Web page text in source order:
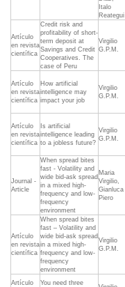
Italo
Reategui
Artículo
en revista
científica
Credit risk and
profitability of short-
term deposit at
Savings and Credit
Cooperatives. The
case of Peru
Virgilio
G.P.M.
Artículo
en revista
científica
How artificial
intelligence may
impact your job
Virgilio
G.P.M.
Artículo
en revista
científica
Is artificial
intelligence leading
to a jobless future?
Virgilio
G.P.M.
Journal -
Article
When spread bites
fast - Volatility and
wide bid-ask spread
in a mixed high-
frequency and low-
frequency
environment
Maria
Virgilio,
Gianluca
Piero
Artículo
en revista
científica
When spread bites
fast – Volatility and
wide bid-ask spread
in a mixed high-
frequency and low-
frequency
environment
Virgilio
G.P.M.
Artículo You need three